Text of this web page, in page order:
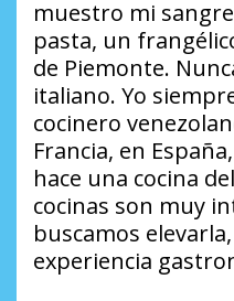
muestro mi
pasta, un
de Piemonte.
italiano. Yo
cocinero
Francia, en
hace una cocina
cocinas son muy
buscamos
experiencia